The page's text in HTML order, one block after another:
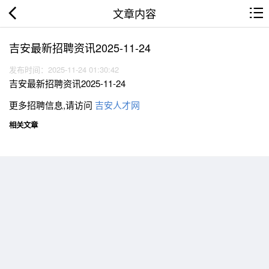
文章内容
吉安最新招聘资讯2025-11-24
发布时间：2025-11-24 01:30:42
吉安最新招聘资讯2025-11-24
更多招聘信息,请访问 吉安人才网
相关文章